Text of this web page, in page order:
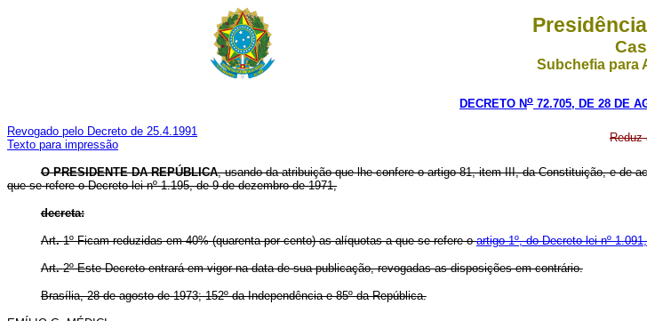
Subchefia para
DECRETO No 72.705, DE 28 DE
Revogado pelo Decreto de 25.4.1991
Texto para impressão
Reduz
O PRESIDENTE DA REPÚBLICA, usando da atribuição que lhe confere o artigo 81, item III, da Constituição, e de
que se refere o Decreto-lei nº 1.195, de 9 de dezembro de 1971,
decreta:
Art.1º Ficam reduzidas em 40% (quarenta por cento) as alíquotas a que se refere oartigo 1º, do Decreto-lei nº
Art.2º Este Decreto entrará em vigor na data de sua publicação, revogadas as disposições em contrário.
Brasília, 28 de agosto de 1973; 152º da Independência e 85º da República.